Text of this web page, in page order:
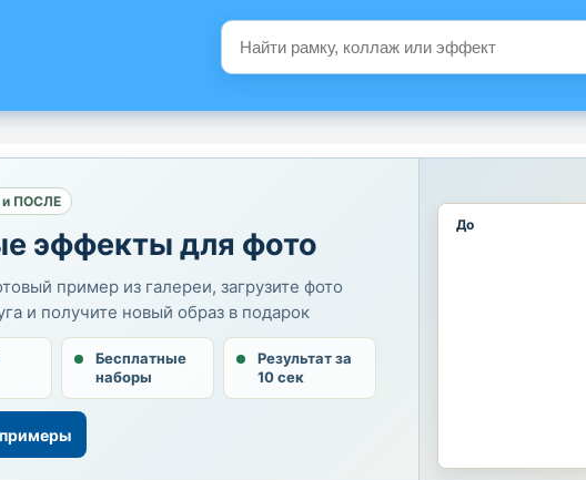
ПОСЛЕ
эффекты для фото
пример из галереи, загрузите фото
и получите новый образ в подарок
Бесплатные
наборы
Результат за
10 сек
До